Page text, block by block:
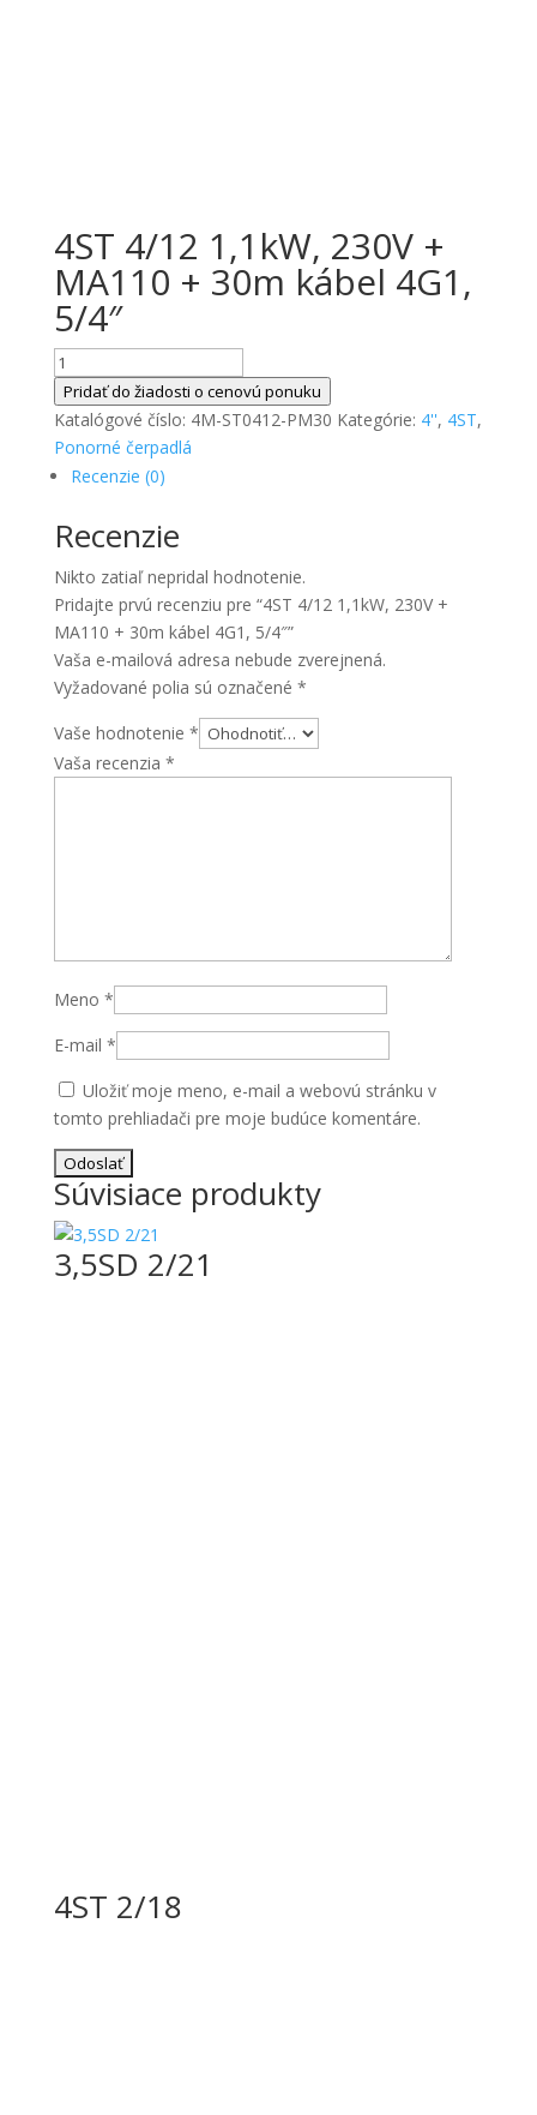
4ST 4/12 1,1kW, 230V +
MA110 + 30m kábel 4G1,
5/4″
množstvo
4ST
4/12
1,1kW,
230V
MA110
+
30m
kábel
4G1,
5/4"
Pridať do žiadosti o cenovú ponuku
Katalógové číslo: 4M-ST0412-PM30 Kategórie: 4'', 4ST,
Ponorné čerpadlá
Recenzie (0)
Recenzie
Nikto zatiaľ nepridal hodnotenie.
Pridajte prvú recenziu pre “4ST 4/12 1,1kW, 230V +
MA110 + 30m kábel 4G1, 5/4″”
Vaša e-mailová adresa nebude zverejnená.
Vyžadované polia sú označené *
Vaše hodnotenie *
Vaša recenzia *
Meno *
E-mail *
Uložiť moje meno, e-mail a webovú stránku v
tomto prehliadači pre moje budúce komentáre.
Súvisiace produkty
3,5SD 2/21
4ST 2/18